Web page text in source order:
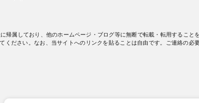
帰属しており、他のホームページ・ブログ等に無断で転載・転用すること
ださい。なお、当サイトへのリンクを貼ることは自由です。ご連絡の必